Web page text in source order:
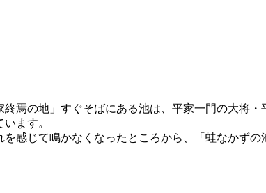
終焉の地」すぐそばにある池は、平家一門の大将
ます。
を感じて鳴かなくなったところから、「蛙なかずの